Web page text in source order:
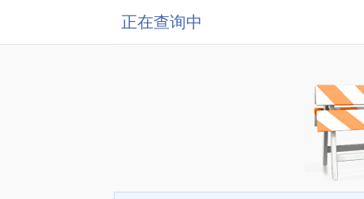
正在查询中